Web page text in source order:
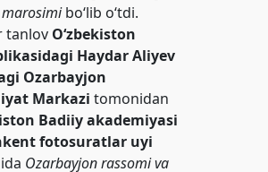
bo‘lib o‘tdi.
tanlov O‘zbekiston
Haydar Aliyev
Ozarbayjon
Markazi tomonidan
Badiiy akademiyasi
fotosuratlar uyi
Ozarbayjon rassomi va